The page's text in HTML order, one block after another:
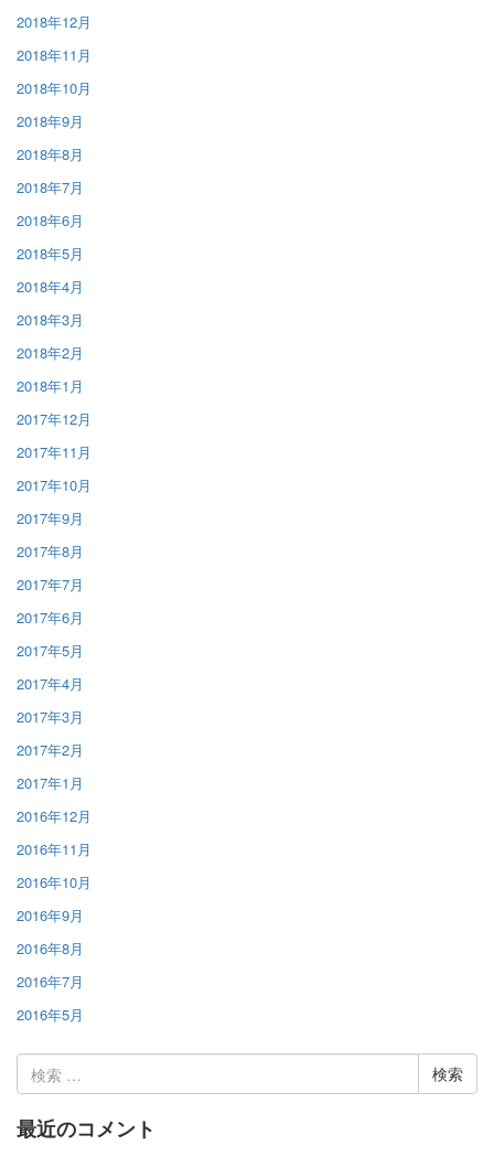
2018年12月
2018年11月
2018年10月
2018年9月
2018年8月
2018年7月
2018年6月
2018年5月
2018年4月
2018年3月
2018年2月
2018年1月
2017年12月
2017年11月
2017年10月
2017年9月
2017年8月
2017年7月
2017年6月
2017年5月
2017年4月
2017年3月
2017年2月
2017年1月
2016年12月
2016年11月
2016年10月
2016年9月
2016年8月
2016年7月
2016年5月
索:
最近のコメント